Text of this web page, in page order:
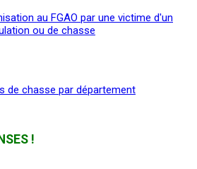
au FGAO par une victime d'un
ou de chasse
de chasse par département
!